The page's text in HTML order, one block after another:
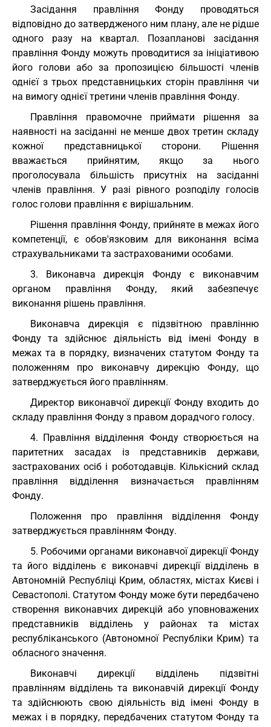
Засідання правління Фонду проводяться
відповідно до затвердженого ним плану, але не рідше
одного разу на квартал. Позапланові засідання
правління Фонду можуть проводитися за ініціативою
його голови або за пропозицією більшості членів
однієї з трьох представницьких сторін правління чи
на вимогу однієї третини членів правління Фонду.
Правління правомочне приймати рішення за
наявності на засіданні не менше двох третин складу
кожної представницької сторони. Рішення
вважається прийнятим, якщо за нього
проголосувала більшість присутніх на засіданні
членів правління. У разі рівного розподілу голосів
голос голови правління є вирішальним.
Рішення правління Фонду, прийняте в межах його
компетенції, є обов'язковим для виконання всіма
страхувальниками та застрахованими особами.
3. Виконавча дирекція Фонду є виконавчим
органом правління Фонду, який забезпечує
виконання рішень правління.
Виконавча дирекція є підзвітною правлінню
Фонду та здійснює діяльність від імені Фонду в
межах та в порядку, визначених статутом Фонду та
положенням про виконавчу дирекцію Фонду, що
затверджується його правлінням.
Директор виконавчої дирекції Фонду входить до
складу правління Фонду з правом дорадчого голосу.
4. Правління відділення Фонду створюється на
паритетних засадах із представників держави,
застрахованих осіб і роботодавців. Кількісний склад
правління відділення визначається правлінням
Фонду.
Положення про правління відділення Фонду
затверджується правлінням Фонду.
5. Робочими органами виконавчої дирекції Фонду
та його відділень є виконавчі дирекції відділень в
Автономній Республіці Крим, областях, містах Києві і
Севастополі. Статутом Фонду може бути передбачено
створення виконавчих дирекцій або уповноважених
представників відділень у районах та містах
республіканського (Автономної Республіки Крим) та
обласного значення.
Виконавчі дирекції відділень підзвітні
правлінням відділень та виконавчій дирекції Фонду
та здійснюють свою діяльність від імені Фонду в
межах і в порядку, передбачених статутом Фонду та